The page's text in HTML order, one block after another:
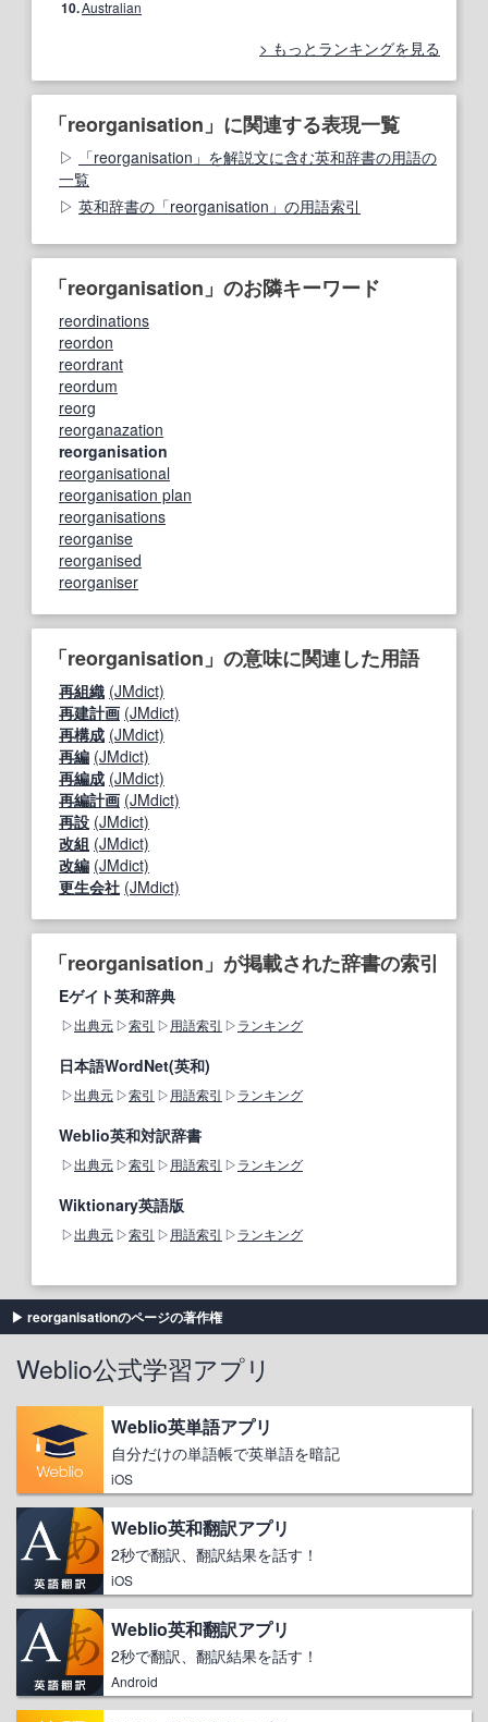
10.Australian
もっとランキングを見る
「reorganisation」に関連する表現一覧
「reorganisation」を解説文に含む英和辞書の用語の
一覧
英和辞書の「reorganisation」の用語索引
「reorganisation」のお隣キーワード
reordinations
reordon
reordrant
reordum
reorg
reorganazation
reorganisation
reorganisational
reorganisation plan
reorganisations
reorganise
reorganised
reorganiser
「reorganisation」の意味に関連した用語
再組織 (JMdict)
再建計画 (JMdict)
再構成 (JMdict)
再編 (JMdict)
再編成 (JMdict)
再編計画 (JMdict)
再設 (JMdict)
改組 (JMdict)
改編 (JMdict)
更生会社 (JMdict)
「reorganisation」が掲載された辞書の索引
Eゲイト英和辞典
出典元 索引 用語索引 ランキング
日本語WordNet(英和)
出典元 索引 用語索引 ランキング
Weblio英和対訳辞書
出典元 索引 用語索引 ランキング
Wiktionary英語版
出典元 索引 用語索引 ランキング
reorganisationのページの著作権
Weblio公式学習アプリ
Weblio英単語アプリ
自分だけの単語帳で英単語を暗記
iOS
Weblio英和翻訳アプリ
2秒で翻訳、翻訳結果を話す！
iOS
Weblio英和翻訳アプリ
2秒で翻訳、翻訳結果を話す！
Android